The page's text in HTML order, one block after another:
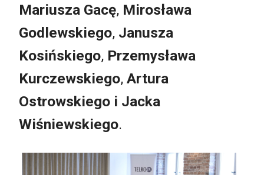
Mariusza Gacę, Mirosława
Godlewskiego, Janusza
Kosińskiego, Przemysława
Kurczewskiego, Artura
Ostrowskiego i Jacka
Wiśniewskiego.